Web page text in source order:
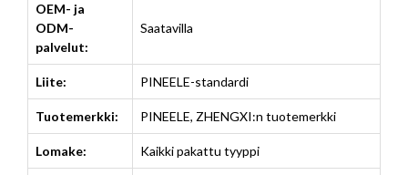
OEM- ja
ODM-
palvelut:
Saatavilla
Liite: PINEELE-standardi
Tuotemerkki: PINEELE, ZHENGXI:n tuotemerkki
Lomake: Kaikki pakattu tyyppi